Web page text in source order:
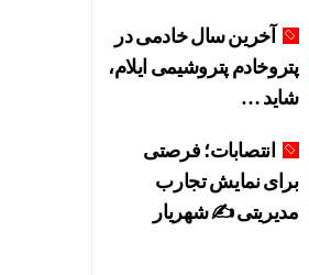
آخرین سال خادمی در
پتروخادم پتروشیمی ایلام،
شاید …
انتصابات؛ فرصتی
برای نمایش تجارب
مدیریتی ✍ شهریار